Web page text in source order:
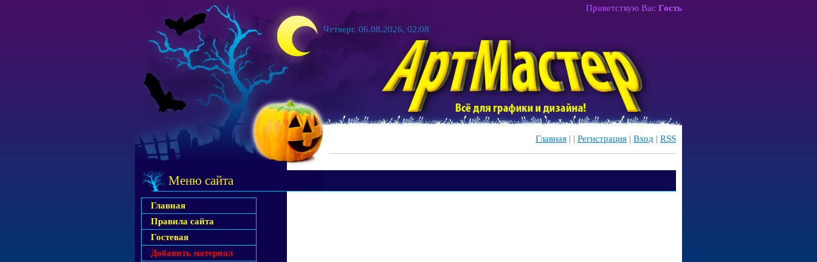
Четверг, 06.08.2026, 02:08
Приветствую Вас Гость
Главная | | Регистрация | Вход | RSS
Меню сайта
Главная
Правила сайта
Гостевая
Добавить материал